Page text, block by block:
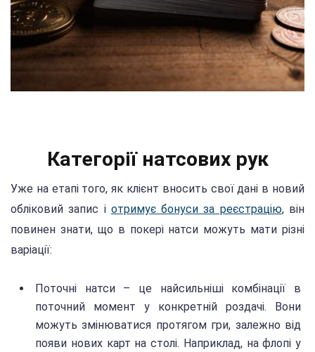
Категорії натсових рук
Уже на етапі того, як клієнт вносить свої дані в новий
обліковий запис і отримує бонуси за реєстрацію, він
повинен знати, що в покері натси можуть мати різні
варіації:
Поточні натси – це найсильніші комбінації в
поточний момент у конкретній роздачі. Вони
можуть змінюватися протягом гри, залежно від
появи нових карт на столі. Наприклад, на флопі у